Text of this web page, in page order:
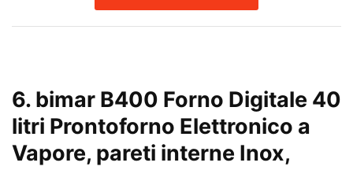
6. bimar B400 Forno Digitale 40
litri Prontoforno Elettronico a
Vapore, pareti interne Inox,